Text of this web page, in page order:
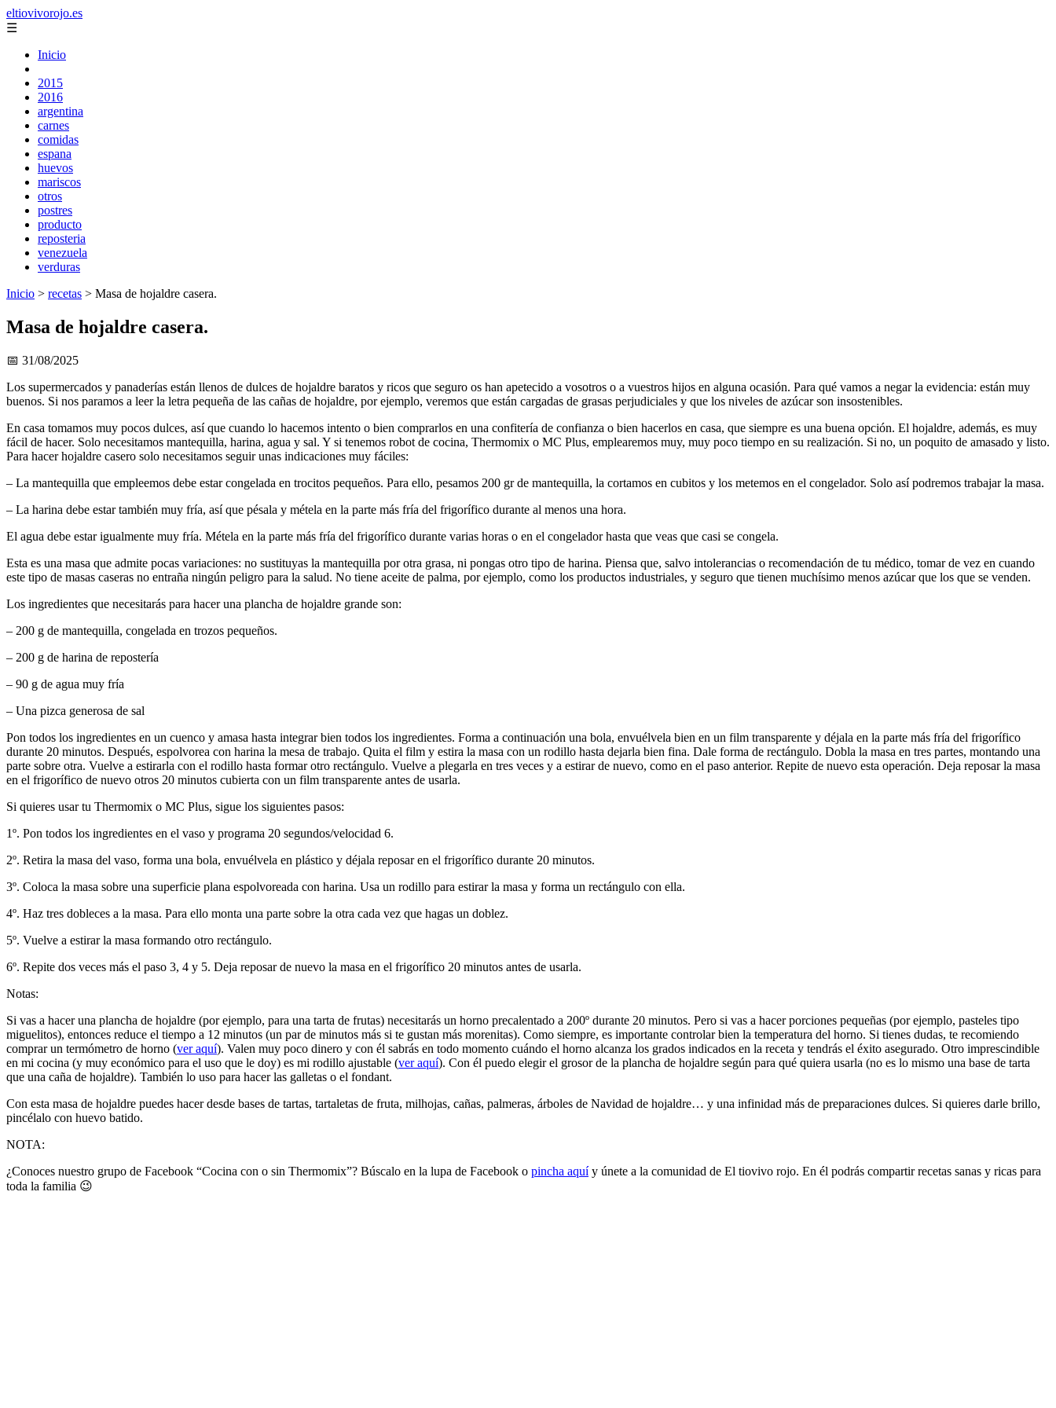
eltiovivorojo.es
☰
Inicio
2015
2016
argentina
carnes
comidas
espana
huevos
mariscos
otros
postres
producto
reposteria
venezuela
verduras
Inicio > recetas > Masa de hojaldre casera.
Masa de hojaldre casera.
📅 31/08/2025
Los supermercados y panaderías están llenos de dulces de hojaldre baratos y ricos que seguro os han apetecido a vosotros o a vuestros hijos en alguna ocasión. Para qué vamos a negar la evidencia: están muy
buenos. Si nos paramos a leer la letra pequeña de las cañas de hojaldre, por ejemplo, veremos que están cargadas de grasas perjudiciales y que los niveles de azúcar son insostenibles.
En casa tomamos muy pocos dulces, así que cuando lo hacemos intento o bien comprarlos en una confitería de confianza o bien hacerlos en casa, que siempre es una buena opción. El hojaldre, además, es muy
fácil de hacer. Solo necesitamos mantequilla, harina, agua y sal. Y si tenemos robot de cocina, Thermomix o MC Plus, emplearemos muy, muy poco tiempo en su realización. Si no, un poquito de amasado y listo.
Para hacer hojaldre casero solo necesitamos seguir unas indicaciones muy fáciles:
– La mantequilla que empleemos debe estar congelada en trocitos pequeños. Para ello, pesamos 200 gr de mantequilla, la cortamos en cubitos y los metemos en el congelador. Solo así podremos trabajar la masa.
– La harina debe estar también muy fría, así que pésala y métela en la parte más fría del frigorífico durante al menos una hora.
El agua debe estar igualmente muy fría. Métela en la parte más fría del frigorífico durante varias horas o en el congelador hasta que veas que casi se congela.
Esta es una masa que admite pocas variaciones: no sustituyas la mantequilla por otra grasa, ni pongas otro tipo de harina. Piensa que, salvo intolerancias o recomendación de tu médico, tomar de vez en cuando
este tipo de masas caseras no entraña ningún peligro para la salud. No tiene aceite de palma, por ejemplo, como los productos industriales, y seguro que tienen muchísimo menos azúcar que los que se venden.
Los ingredientes que necesitarás para hacer una plancha de hojaldre grande son:
– 200 g de mantequilla, congelada en trozos pequeños.
– 200 g de harina de repostería
– 90 g de agua muy fría
– Una pizca generosa de sal
Pon todos los ingredientes en un cuenco y amasa hasta integrar bien todos los ingredientes. Forma a continuación una bola, envuélvela bien en un film transparente y déjala en la parte más fría del frigorífico
durante 20 minutos. Después, espolvorea con harina la mesa de trabajo. Quita el film y estira la masa con un rodillo hasta dejarla bien fina. Dale forma de rectángulo. Dobla la masa en tres partes, montando una
parte sobre otra. Vuelve a estirarla con el rodillo hasta formar otro rectángulo. Vuelve a plegarla en tres veces y a estirar de nuevo, como en el paso anterior. Repite de nuevo esta operación. Deja reposar la masa
en el frigorífico de nuevo otros 20 minutos cubierta con un film transparente antes de usarla.
Si quieres usar tu Thermomix o MC Plus, sigue los siguientes pasos:
1º. Pon todos los ingredientes en el vaso y programa 20 segundos/velocidad 6.
2º. Retira la masa del vaso, forma una bola, envuélvela en plástico y déjala reposar en el frigorífico durante 20 minutos.
3º. Coloca la masa sobre una superficie plana espolvoreada con harina. Usa un rodillo para estirar la masa y forma un rectángulo con ella.
4º. Haz tres dobleces a la masa. Para ello monta una parte sobre la otra cada vez que hagas un doblez.
5º. Vuelve a estirar la masa formando otro rectángulo.
6º. Repite dos veces más el paso 3, 4 y 5. Deja reposar de nuevo la masa en el frigorífico 20 minutos antes de usarla.
Notas:
Si vas a hacer una plancha de hojaldre (por ejemplo, para una tarta de frutas) necesitarás un horno precalentado a 200º durante 20 minutos. Pero si vas a hacer porciones pequeñas (por ejemplo, pasteles tipo
miguelitos), entonces reduce el tiempo a 12 minutos (un par de minutos más si te gustan más morenitas). Como siempre, es importante controlar bien la temperatura del horno. Si tienes dudas, te recomiendo
comprar un termómetro de horno (ver aquí). Valen muy poco dinero y con él sabrás en todo momento cuándo el horno alcanza los grados indicados en la receta y tendrás el éxito asegurado. Otro imprescindible
en mi cocina (y muy económico para el uso que le doy) es mi rodillo ajustable (ver aquí). Con él puedo elegir el grosor de la plancha de hojaldre según para qué quiera usarla (no es lo mismo una base de tarta
que una caña de hojaldre). También lo uso para hacer las galletas o el fondant.
Con esta masa de hojaldre puedes hacer desde bases de tartas, tartaletas de fruta, milhojas, cañas, palmeras, árboles de Navidad de hojaldre… y una infinidad más de preparaciones dulces. Si quieres darle brillo,
pincélalo con huevo batido.
NOTA:
¿Conoces nuestro grupo de Facebook “Cocina con o sin Thermomix”? Búscalo en la lupa de Facebook o pincha aquíy únete a la comunidad de El tiovivo rojo. En él podrás compartir recetas sanas y ricas para
toda la familia 😉